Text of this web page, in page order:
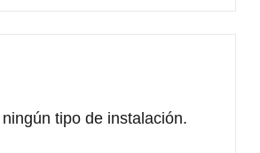
tipo de instalación.